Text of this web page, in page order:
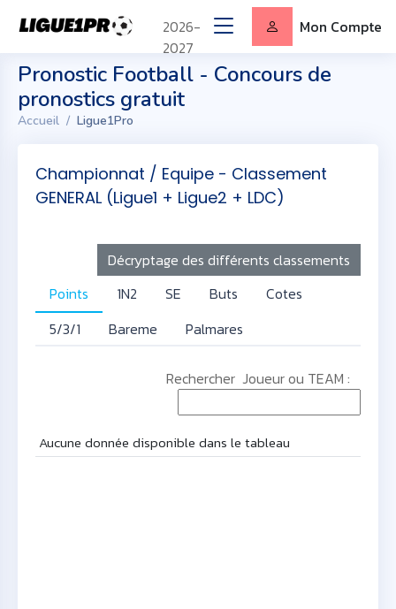
Pronostic Football - Concours de
pronostics gratuit
Accueil Ligue1Pro
2026-
2027
Mon Compte
Championnat / Equipe - Classement
GENERAL (Ligue1 + Ligue2 + LDC)
Décryptage des différents classements
Points
1N2 SE Buts
Cotes
5/3/1
Bareme Palmares
Rechercher Joueur ou TEAM :
Aucune donnée disponible dans le tableau